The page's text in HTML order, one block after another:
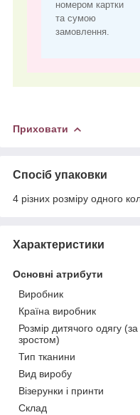
номером картки
та сумою
замовлення.
Приховати
Спосіб упаковки
4 різних розміру одного
Характеристики
Основні атрибути
Виробник
Країна виробник
Розмір дитячого одягу (за
зростом)
Тип тканини
Вид виробу
Візерунки і принти
Склад